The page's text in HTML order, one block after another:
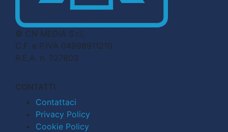
© CN MEDIA S.r.l.
C.F. e P.IVA 04998911210
R.E.A. n. 727803
CONTATTI
Contattaci
Privacy Policy
Cookie Policy